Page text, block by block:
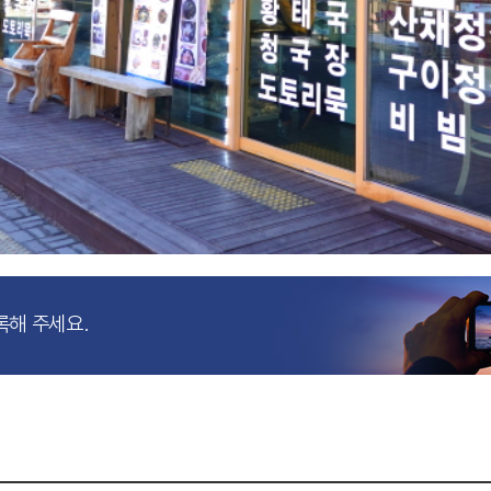
해 주세요.